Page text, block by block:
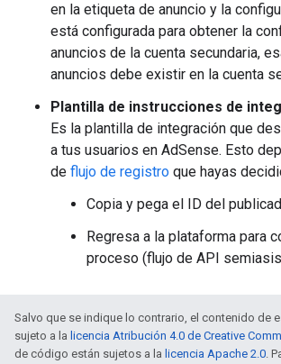
en la etiqueta de anuncio y la
está configurada para obtener la
anuncios de la cuenta secundaria,
anuncios debe existir en la cuenta
Plantilla de instrucciones de
Es la plantilla de integración que
a tus usuarios en AdSense. Esto
de flujo de registro que hayas
Copia y pega el ID del
Regresa a la plataforma para
proceso (flujo de API
Salvo que se indique lo contrario, el contenido de
sujeto a la licencia Atribución 4.0 de Creative
de código están sujetos a la licencia Apache 2.0.